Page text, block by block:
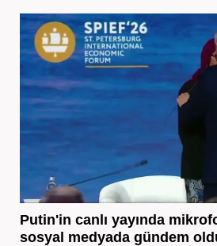
Putin'in canlı yayında
sosyal medyada gündem